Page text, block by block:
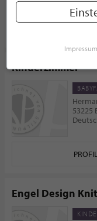
Kinderzimmer
53225
Engel Design
Impressum